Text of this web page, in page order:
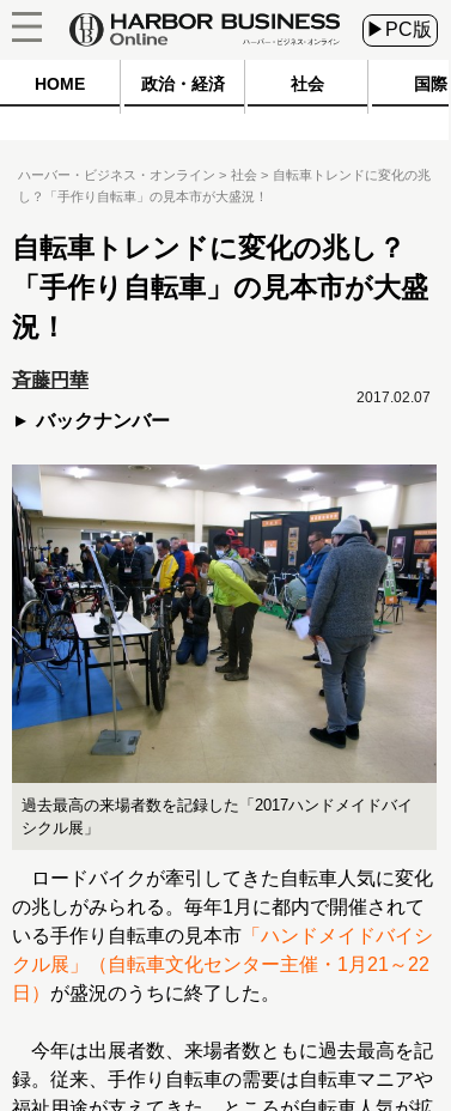
▶PC版
HOME 政治・経済 社会 国際
ハーバー・ビジネス・オンライン 社会
自転車トレンドに変化の兆
し？「手作り自転車」の見本市が大盛況！
自転車トレンドに変化の兆し？
「手作り自転車」の見本市が大盛
況！
斉藤円華
バックナンバー
2017.02.07
過去最高の来場者数を記録した「2017ハンドメイドバイ
シクル展」
ロードバイクが牽引してきた自転車人気に変化
の兆しがみられる。毎年1月に都内で開催されて
いる手作り自転車の見本市 「ハンドメイドバイシ
クル展」（自転車文化センター主催・1月21～22
日） が盛況のうちに終了した。
今年は出展者数、来場者数ともに過去最高を記
録。従来、手作り自転車の需要は自転車マニアや